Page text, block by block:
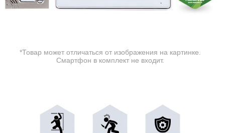
*Товар может отличаться от изображения на картинке.
Смартфон в комплект не входит.